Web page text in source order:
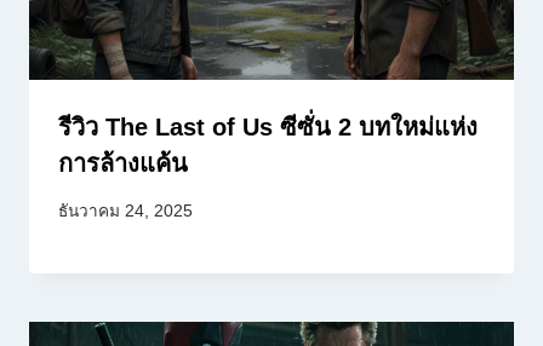
รีวิว The Last of Us ซีซั่น 2 บทใหม่แห่ง
การล้างแค้น
ธันวาคม 24, 2025